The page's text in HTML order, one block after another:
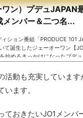
ン）プデュJAPAN
メンバー＆二つ名...
ション番組「PRODUCE 101
て誕生したジェーオーワン【
始めるきっかけになったプデ
。2020年3月4日にシングル『
制で世界に向けて活動を続けて
（ジェーオーワン）メンバーの
動も充実していま
ます。
おきたいJO1メン